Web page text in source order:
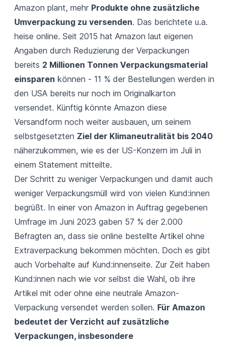
Amazon plant, mehr Produkte ohne zusätzliche
Umverpackung zu versenden. Das berichtete u.a.
heise online. Seit 2015 hat Amazon laut eigenen
Angaben durch Reduzierung der Verpackungen
bereits 2 Millionen Tonnen Verpackungsmaterial
einsparen können - 11 % der Bestellungen werden in
den USA bereits nur noch im Originalkarton
versendet. Künftig könnte Amazon diese
Versandform noch weiter ausbauen, um seinem
selbstgesetzten Ziel der Klimaneutralität bis 2040
näherzukommen, wie es der US-Konzern im Juli in
einem Statement mitteilte.
Der Schritt zu weniger Verpackungen und damit auch
weniger Verpackungsmüll wird von vielen Kund:innen
begrüßt. In einer von Amazon in Auftrag gegebenen
Umfrage im Juni 2023 gaben 57 % der 2.000
Befragten an, dass sie online bestellte Artikel ohne
Extraverpackung bekommen möchten. Doch es gibt
auch Vorbehalte auf Kund:innenseite. Zur Zeit haben
Kund:innen nach wie vor selbst die Wahl, ob ihre
Artikel mit oder ohne eine neutrale Amazon-
Verpackung versendet werden sollen. Für Amazon
bedeutet der Verzicht auf zusätzliche
Verpackungen, insbesondere